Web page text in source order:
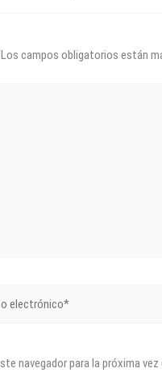
Los campos obligatorios están
navegador para la próxima